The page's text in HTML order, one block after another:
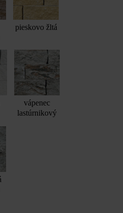
pieskovo žltá
vápenec
lastúrnikový